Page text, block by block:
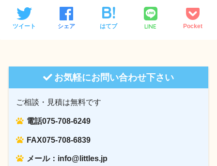
ツイート シェア はてブ LINE Pocket
お気軽にお問い合わせ下さい
ご相談・見積は無料です
電話075-708-6249
FAX075-708-6839
メール：info@littles.jp